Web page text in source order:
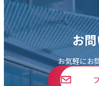
お
お気軽にお